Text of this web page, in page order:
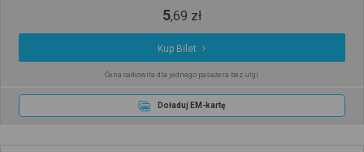
5,69 zł
Kup Bilet
Cena całkowita dla jednego pasażera bez ulgi
Doładuj EM-kartę